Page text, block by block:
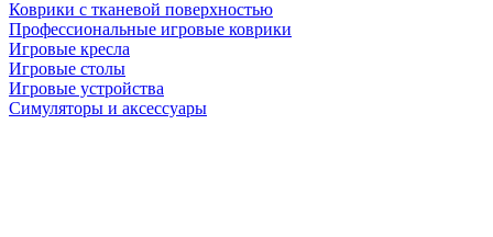
Коврики с тканевой поверхностью
Профессиональные игровые коврики
Игровые кресла
Игровые столы
Игровые устройства
Симуляторы и аксессуары